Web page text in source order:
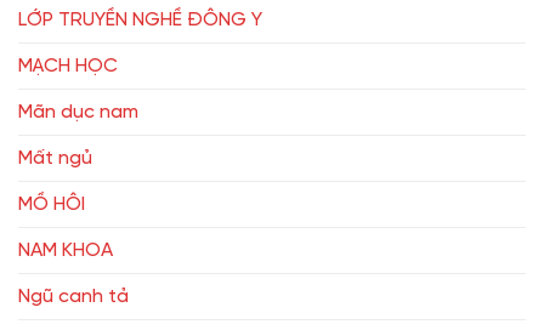
LỚP TRUYỀN NGHỀ ĐÔNG Y
MẠCH HỌC
Mãn dục nam
Mất ngủ
MỒ HÔI
NAM KHOA
Ngũ canh tả